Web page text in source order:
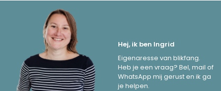
Hej, ik ben Ingrid
Eigenaresse van blikfang.
Heb je een vraag? Bel, mail of
WhatsApp mij gerust en ik ga
je helpen.